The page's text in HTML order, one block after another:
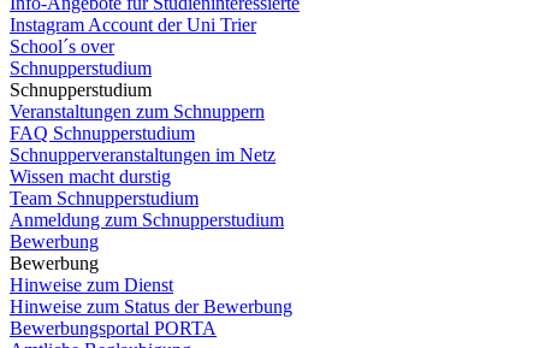
Instagram Account der Uni Trier
School´s over
Schnupperstudium
Schnupperstudium
Veranstaltungen zum Schnuppern
FAQ Schnupperstudium
Schnupperveranstaltungen im Netz
Wissen macht durstig
Team Schnupperstudium
Anmeldung zum Schnupperstudium
Bewerbung
Bewerbung
Hinweise zum Dienst
Hinweise zum Status der Bewerbung
Bewerbungsportal PORTA